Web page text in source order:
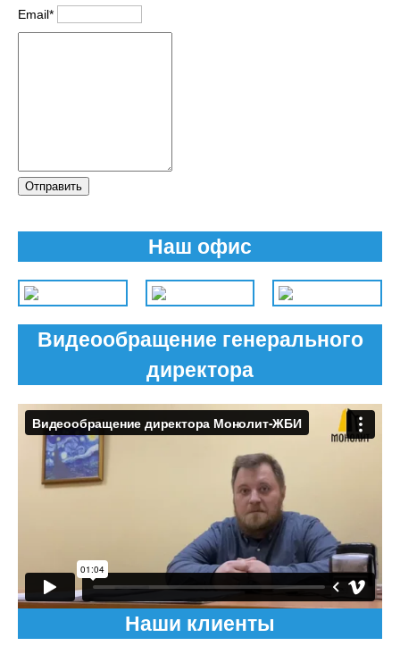
Email*
Отправить
Наш офис
Видеообращение генерального
директора
Наши клиенты